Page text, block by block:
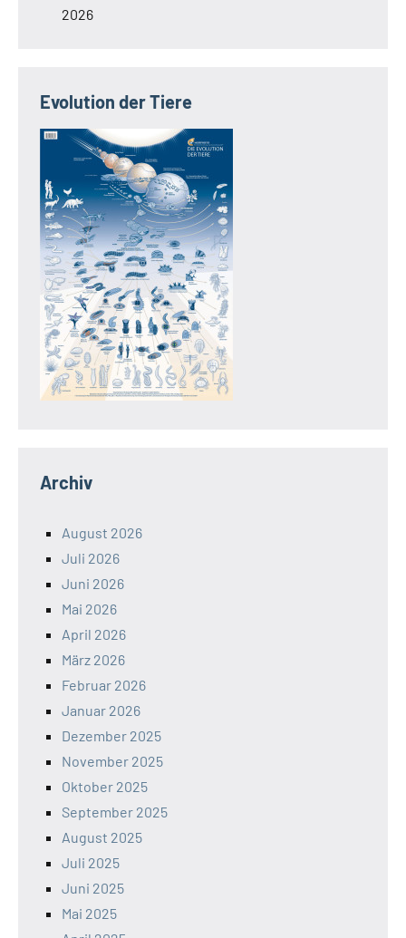
2026
Evolution der Tiere
Archiv
August 2026
Juli 2026
Juni 2026
Mai 2026
April 2026
März 2026
Februar 2026
Januar 2026
Dezember 2025
November 2025
Oktober 2025
September 2025
August 2025
Juli 2025
Juni 2025
Mai 2025